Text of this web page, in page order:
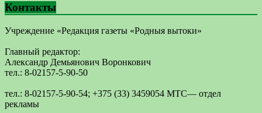
Контакты
Учреждение «Редакция газеты «Родныя вытоки»
Главный редактор:
Александр Демьянович Воронкович
тел.: 8-02157-5-90-50
тел.: 8-02157-5-90-54; +375 (33) 3459054 МТС— отдел
рекламы